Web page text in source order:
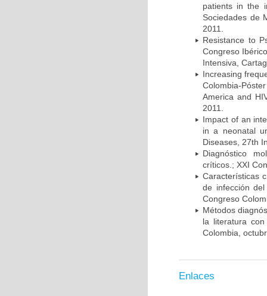
patients in the
Sociedades de
2011.
Resistance to
Congreso
Intensiva,
Increasing
Colombia-
America and
2011.
Impact of an
in a neonatal
Diseases, 27th
Diagnóstico
críticos.; XXI
Características
de infección
Congreso
Métodos
la literatura
Colombia,
Enlaces